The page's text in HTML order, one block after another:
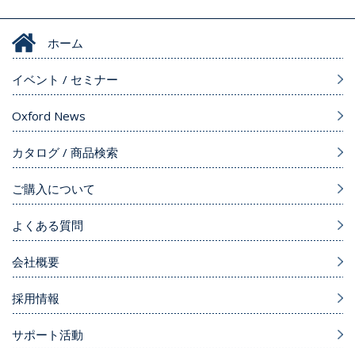
ホーム
イベント / セミナー
Oxford News
カタログ / 商品検索
ご購入について
よくある質問
会社概要
採用情報
サポート活動